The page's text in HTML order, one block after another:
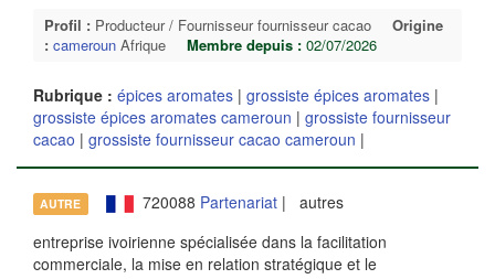
Profil : Producteur / Fournisseur fournisseur cacao
Origine
: cameroun Afrique Membre depuis : 02/07/2026
Rubrique : épices aromates | grossiste épices aromates |
grossiste épices aromates cameroun | grossiste fournisseur
cacao | grossiste fournisseur cacao cameroun |
AUTRE 720088 Partenariat| autres
entreprise ivoirienne spécialisée dans la facilitation
commerciale, la mise en relation stratégique et le